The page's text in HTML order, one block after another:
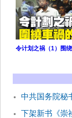
令计划之祸（1）围
中共国务院秘
下架新书《崇